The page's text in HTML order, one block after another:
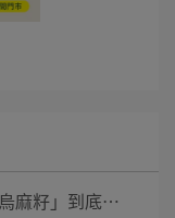
麻籽」到底⋯